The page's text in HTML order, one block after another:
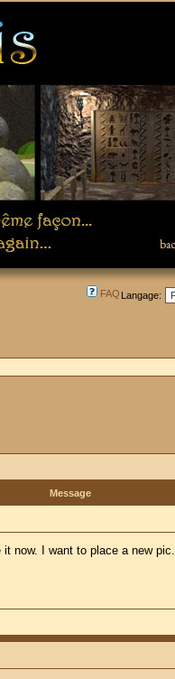
FAQ Langage:
Message
now. I want to place a new pic.